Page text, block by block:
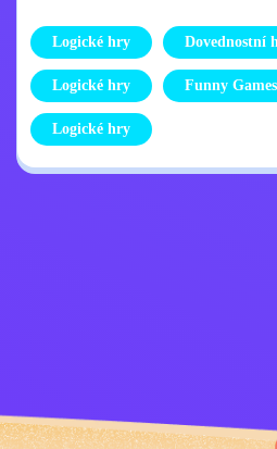
Logické hry Dovednostní
Logické hry Funny Games
Logické hry